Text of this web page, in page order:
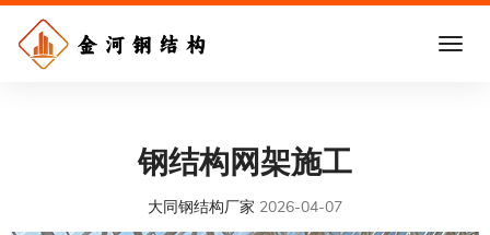
钢结构网架施工
大同钢结构厂家 2026-04-07